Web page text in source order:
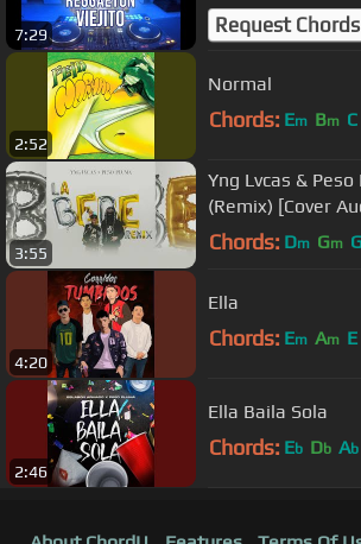
7:29
Muñoz
Request Chords
2:52
Normal
Chords: Em Bm C
3:55
Yng Lvcas &
(Remix) [Cover
Chords: Dm Gm
4:20
Ella
Chords: Em Am E
2:46
Ella Baila Sola
Chords: Eb Db Ab